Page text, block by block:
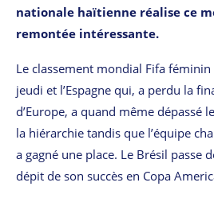
nationale haïtienne réalise ce
remontée intéressante.
Le classement mondial Fifa
jeudi et l’Espagne qui, a perdu la
d’Europe, a quand même dépassé
la hiérarchie tandis que l’équipe
a gagné une place. Le Brésil passe
dépit de son succès en Copa